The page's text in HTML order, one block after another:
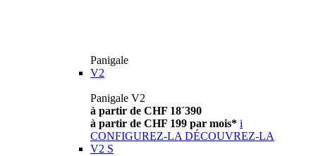
Panigale
V2
Panigale V2
à partir de CHF 18´390
à partir de CHF 199 par mois* i
CONFIGUREZ-LA DÉCOUVREZ-LA
V2 S